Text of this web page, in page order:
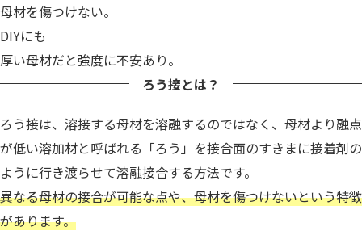
母材を傷つけない。
DIYにも
厚い母材だと強度に不安あり。
ろう接とは？
ろう接は、溶接する母材を溶融するのではなく、母材より融点
が低い溶加材と呼ばれる「ろう」を接合面のすきまに接着剤の
ように行き渡らせて溶融接合する方法です。
異なる母材の接合が可能な点や、母材を傷つけないという特徴
があります。